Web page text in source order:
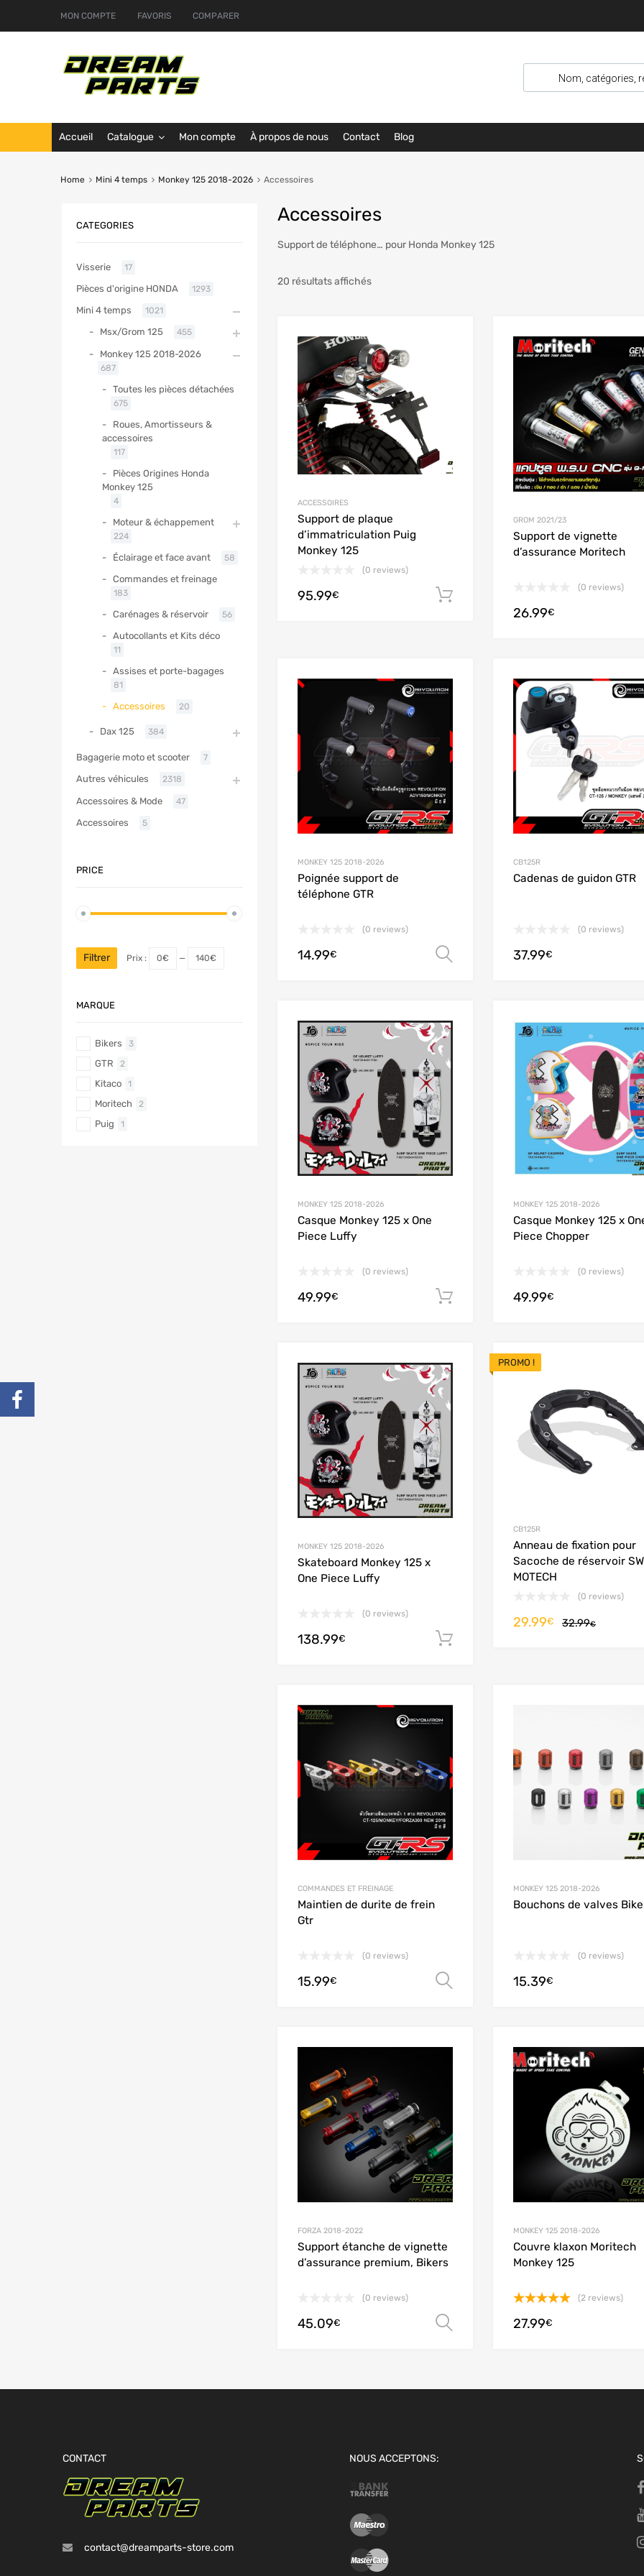
MON COMPTE FAVORIS COMPARER
Accueil Catalogue Mon compte À propos de nous Contact Blog
Home Mini 4 temps Monkey 125 2018-2026 Accessoires
Accessoires
Support de téléphone… pour Honda Monkey 125
20 résultats affichés
Add to Wishlist
ACCESSOIRES
Support de plaque
d’immatriculation Puig
Monkey 125
(0 reviews)
95.99€
GROM 2021/23
Support de vignette
d’assurance Moritech
(0 reviews)
26.99€
Add to Wishlist
MONKEY 125 2018-2026
Poignée support de
téléphone GTR
(0 reviews)
14.99€ Choix des options
CB125R
Cadenas de guidon GTR
(0 reviews)
37.99€
Add to Wishlist
MONKEY 125 2018-2026
Casque Monkey 125 x One
Piece Luffy
(0 reviews)
49.99€ Ajouter au panier
MONKEY 125 2018-2026
Casque Monkey 125 x
Piece Chopper
(0 reviews)
49.99€
Add to Wishlist
MONKEY 125 2018-2026
Skateboard Monkey 125 x
One Piece Luffy
(0 reviews)
138.99€
PROMO !
CB125R
Anneau de fixation pour
Sacoche de réservoir
MOTECH
(0 reviews)
32.99€
29.99€
COMMANDES ET FREINAGE
Maintien de durite de frein
Gtr
(0 reviews)
15.99€ Choix des options
MONKEY 125 2018-2026
Bouchons de valves
(0 reviews)
15.39€
Add to Wishlist
FORZA 2018-2022
Support étanche de vignette
d’assurance premium, Bikers
(0 reviews)
45.09€ Choix des options
MONKEY 125 2018-2026
Couvre klaxon Moritech
Monkey 125
sur 5
(2 reviews)
27.99€
CATEGORIES
Visserie 17
Pièces d'origine HONDA 1293
Mini 4 temps 1021
Msx/Grom 125 455
Monkey 125 2018-2026
687
Toutes les pièces détachées
675
Roues, Amortisseurs &
accessoires
117
Pièces Origines Honda
Monkey 125
4
Moteur & échappement
224
Éclairage et face avant 58
Commandes et freinage
183
Carénages & réservoir 56
Autocollants et Kits déco
11
Assises et porte-bagages
81
Accessoires 20
Dax 125 384
Bagagerie moto et scooter 7
Autres véhicules 2318
Accessoires & Mode 47
Accessoires 5
PRICE
Filtrer Prix : 0€ — 140€
MARQUE
Bikers 3
GTR 2
Kitaco 1
Moritech 2
Puig 1
CONTACT
contact@dreamparts-store.com
NOUS ACCEPTONS: